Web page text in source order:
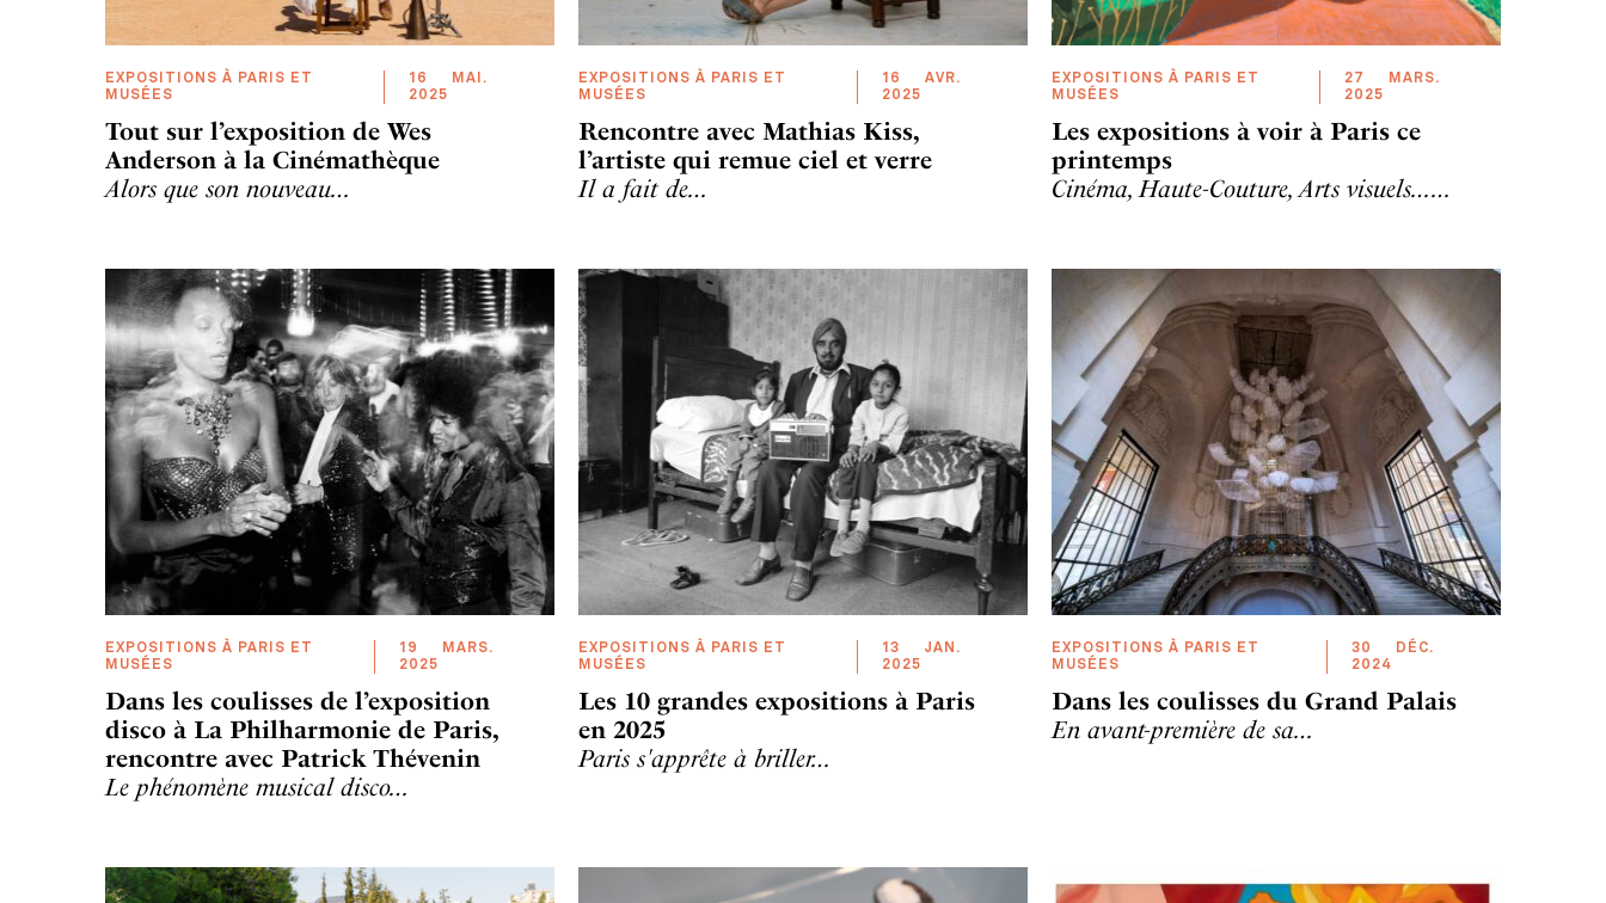
EXPOSITIONS À PARIS ET
MUSÉES
16 MAI .
2025
Tout sur l’exposition de Wes
Anderson à la Cinémathèque
Alors que son nouveau…
EXPOSITIONS À PARIS ET
MUSÉES
16 AVR.
2025
Rencontre avec Mathias Kiss,
l’artiste qui remue ciel et verre
Il a fait de…
EXPOSITIONS À PARIS ET
MUSÉES
27 MARS.
2025
Les expositions à voir à Paris ce
printemps
Cinéma, Haute-Couture, Arts visuels……
EXPOSITIONS À PARIS ET
MUSÉES
19 MARS.
2025
Dans les coulisses de l’exposition
disco à La Philharmonie de Paris,
rencontre avec Patrick Thévenin
Le phénomène musical disco…
EXPOSITIONS À PARIS ET
MUSÉES
13 JAN .
2025
Les 10 grandes expositions à Paris
en 2025
Paris s'apprête à briller…
EXPOSITIONS À PARIS ET
MUSÉES
30 DÉC.
2024
Dans les coulisses du Grand Palais
En avant-première de sa…